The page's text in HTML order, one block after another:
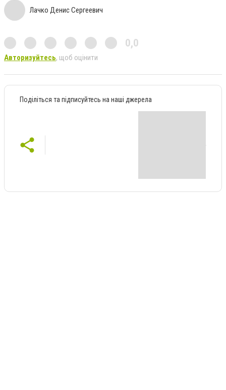
Лачко Денис Сергеевич
0,0
Авторизуйтесь, щоб оцінити
Поділіться та підписуйтесь на наші джерела